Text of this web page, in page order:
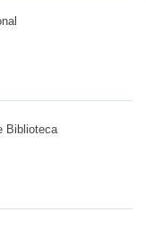
Biblioteca